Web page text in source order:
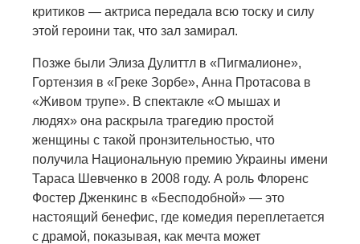
критиков — актриса передала всю тоску и силу
этой героини так, что зал замирал.
Позже были Элиза Дулиттл в «Пигмалионе»,
Гортензия в «Греке Зорбе», Анна Протасова в
«Живом трупе». В спектакле «О мышах и
людях» она раскрыла трагедию простой
женщины с такой пронзительностью, что
получила Национальную премию Украины имени
Тараса Шевченко в 2008 году. А роль Флоренс
Фостер Дженкинс в «Бесподобной» — это
настоящий бенефис, где комедия переплетается
с драмой, показывая, как мечта может